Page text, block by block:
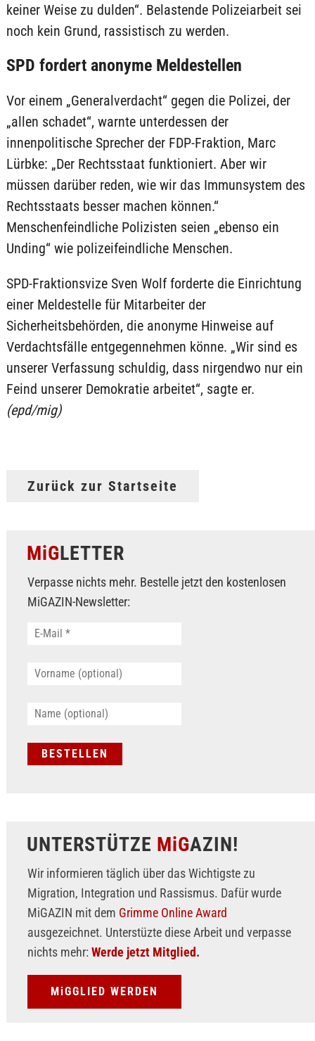
keiner Weise zu dulden“. Belastende Polizeiarbeit sei
noch kein Grund, rassistisch zu werden.
SPD fordert anonyme Meldestellen
Vor einem „Generalverdacht“ gegen die Polizei, der
„allen schadet“, warnte unterdessen der
innenpolitische Sprecher der FDP-Fraktion, Marc
Lürbke: „Der Rechtsstaat funktioniert. Aber wir
müssen darüber reden, wie wir das Immunsystem des
Rechtsstaats besser machen können.“
Menschenfeindliche Polizisten seien „ebenso ein
Unding“ wie polizeifeindliche Menschen.
SPD-Fraktionsvize Sven Wolf forderte die Einrichtung
einer Meldestelle für Mitarbeiter der
Sicherheitsbehörden, die anonyme Hinweise auf
Verdachtsfälle entgegennehmen könne. „Wir sind es
unserer Verfassung schuldig, dass nirgendwo nur ein
Feind unserer Demokratie arbeitet“, sagte er.
(epd/mig)
Zurück zur Startseite
MiGLETTER
Verpasse nichts mehr. Bestelle jetzt den kostenlosen
MiGAZIN-Newsletter:
UNTERSTÜTZE MiGAZIN!
Wir informieren täglich über das Wichtigste zu
Migration, Integration und Rassismus. Dafür wurde
MiGAZIN mit dem Grimme Online Award
ausgezeichnet. Unterstüzte diese Arbeit und verpasse
nichts mehr: Werde jetzt Mitglied.
MiGGLIED WERDEN